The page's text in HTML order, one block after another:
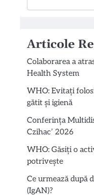
Articole
Colaborarea a
Health System
WHO: Evitați
gătit și igienă
Conferința
Czihac’ 2026
WHO: Găsiți o
potrivește
Ce urmează după
(IgAN)?